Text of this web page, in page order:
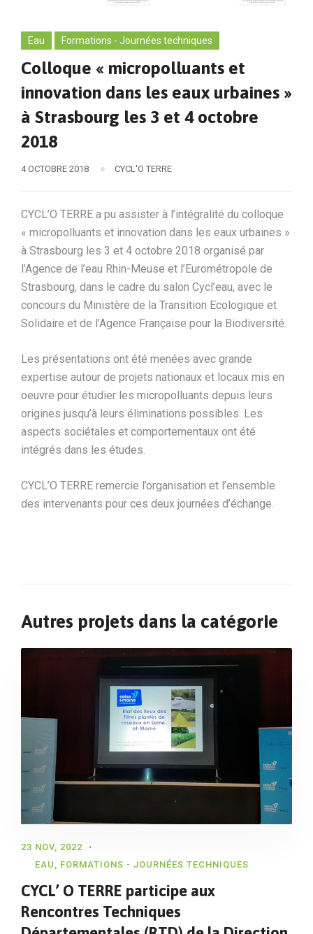
Eau Formations - Journées techniques
Colloque « micropolluants et
innovation dans les eaux urbaines »
à Strasbourg les 3 et 4 octobre
2018
4 OCTOBRE 2018 CYCL'O TERRE
CYCL’O TERRE a pu assister à l’intégralité du colloque
« micropolluants et innovation dans les eaux urbaines »
à Strasbourg les 3 et 4 octobre 2018 organisé par
l’Agence de l’eau Rhin-Meuse et l’Eurométropole de
Strasbourg, dans le cadre du salon Cycl’eau, avec le
concours du Ministère de la Transition Ecologique et
Solidaire et de l’Agence Française pour la Biodiversité.
Les présentations ont été menées avec grande
expertise autour de projets nationaux et locaux mis en
oeuvre pour étudier les micropolluants depuis leurs
origines jusqu’à leurs éliminations possibles. Les
aspects sociétales et comportementaux ont été
intégrés dans les études.
CYCL’O TERRE remercie l’organisation et l’ensemble
des intervenants pour ces deux journées d’échange.
Autres projets dans la catégorie
23 NOV, 2022
EAU , FORMATIONS - JOURNÉES TECHNIQUES
CYCL’ O TERRE participe aux
Rencontres Techniques